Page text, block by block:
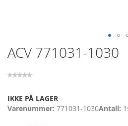
Skip
to
beginning
the
images
ACV 771031-1030
IKKE PÅ LAGER
Varenummer 771031-1030Antall 1